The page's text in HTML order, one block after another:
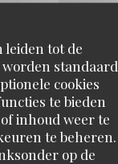
leiden tot de
standaard
cookies
te bieden
inhoud weer te
te beheren.
op de